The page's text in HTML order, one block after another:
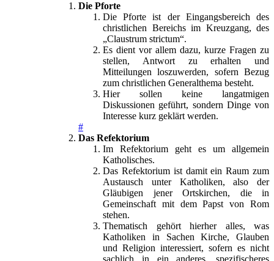
Die Pforte
Die Pforte ist der Eingangsbereich des
christlichen Bereichs im Kreuzgang, des
„Claustrum strictum“.
Es dient vor allem dazu, kurze Fragen zu
stellen, Antwort zu erhalten und
Mitteilungen loszuwerden, sofern Bezug
zum christlichen Generalthema besteht.
Hier sollen keine langatmigen
Diskussionen geführt, sondern Dinge von
Interesse kurz geklärt werden.
#
Das Refektorium
Im Refektorium geht es um allgemein
Katholisches.
Das Refektorium ist damit ein Raum zum
Austausch unter Katholiken, also der
Gläubigen jener Ortskirchen, die in
Gemeinschaft mit dem Papst von Rom
stehen.
Thematisch gehört hierher alles, was
Katholiken in Sachen Kirche, Glauben
und Religion interessiert, sofern es nicht